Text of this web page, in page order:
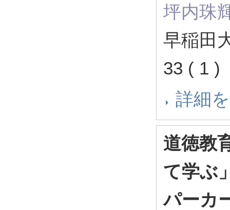
坪内珠
早稲田
33 ( 1 )
詳細
道徳教
て学ぶ
パーカ